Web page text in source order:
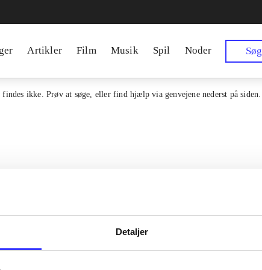
Detaljer
Artikler Film Musik Spil Noder Søg
findes ikke. Prøv at søge, eller find hjælp via genvejene nederst på siden.
samlet indgang til alle danske
Kontakt os